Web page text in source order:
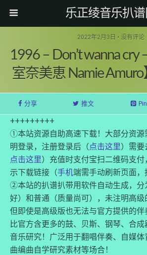
乐正绫音乐扒谱
2022年2月3日 • 没有评论
1996 – Don’t wanna cry
室奈美恵 Namie
分享 推文 Pin
+++++++++
①本站资源自助高速下载！大部分资源
明登录，注册登录后（点击这里）需要
点击这里）充值时支付宝扫二维码支
示下载链接（手机端需手动刷新页面，
②本站的扒谱扒带用软件自动生成，分
好）和普通（质量尚可），未注明高级
但即使是高级版也无法与官方提供的
比官方含更多的鼓、贝斯、钢琴、合
音乐研究！广泛用于翻唱伴奏、自媒
曲编曲自学研究素材等场合！